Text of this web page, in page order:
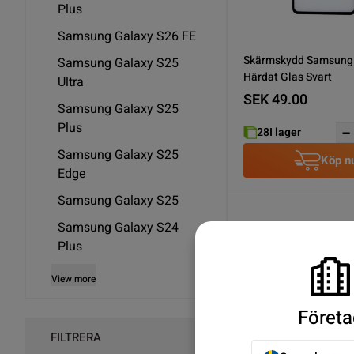
Plus
Samsung Galaxy S26 FE
Samsung Galaxy S25
Ultra
Samsung Galaxy S25
Plus
Samsung Galaxy S25
Edge
Samsung Galaxy S25
Samsung Galaxy S24
Plus
View more
FILTRERA
Skärmskydd
Härdat Glas Svart
SEK 49.00
28I lager
Köp